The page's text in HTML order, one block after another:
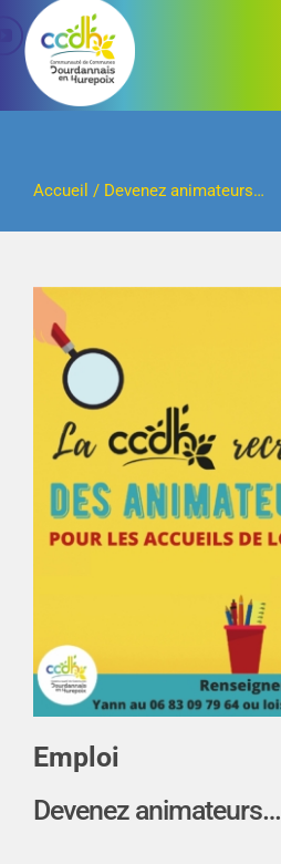
Passer
contenu
Accueil / Devenez animateurs…
Emploi
Devenez animateurs…